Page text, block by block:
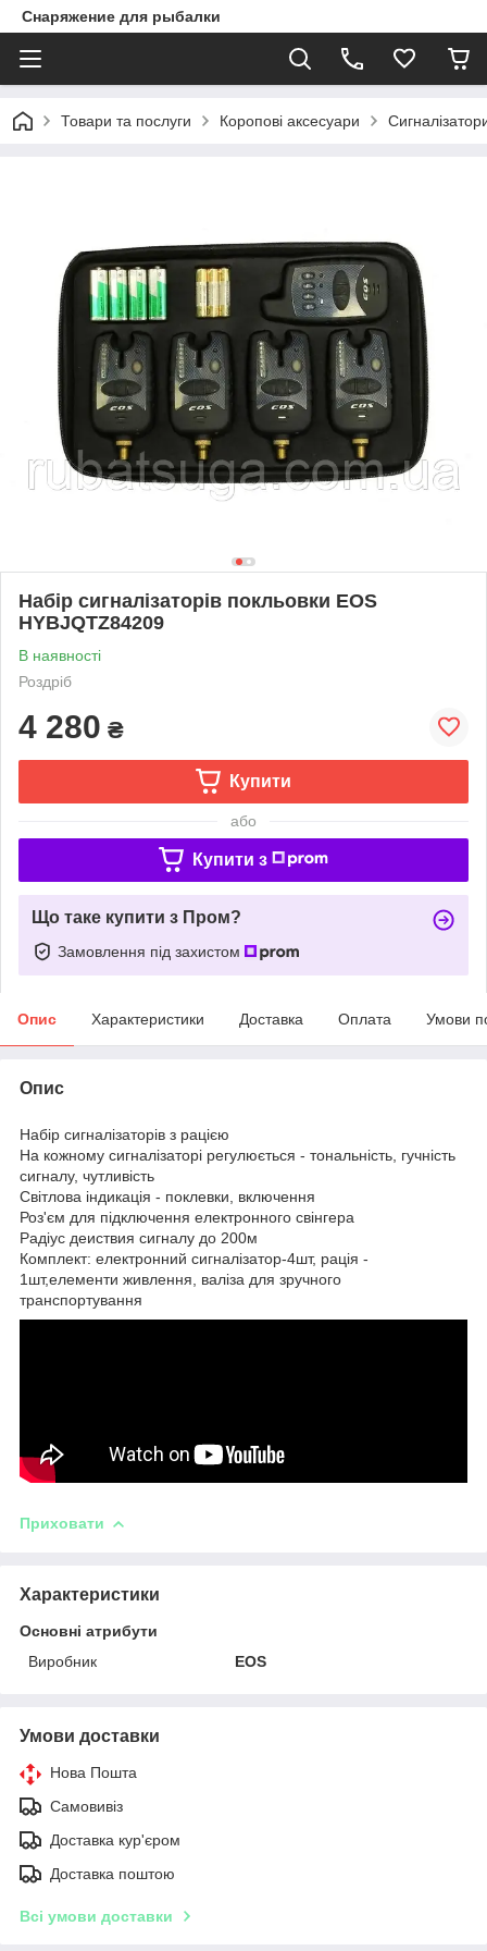
Снаряжение для рыбалки
Товари та послуги Коропові аксесуари
Набір сигналізаторів покльовки EOS
HYBJQTZ84209
В наявності
Роздріб
4 280 ₴
Купити
або
Купити з
Що таке купити з Пром?
Замовлення під захистом
Опис Характеристики Доставка Оплата Умови
Опис
Набір сигналізаторів з рацією
На кожному сигналізаторі регулюється - тональність, гучність
сигналу, чутливість
Світлова індикація - поклевки, включення
Роз'єм для підключення електронного свінгера
Радіус деиствия сигналу до 200м
Комплект: електронний сигналізатор-4шт, рація -
1шт,елементи живлення, валіза для зручного
транспортування
Приховати
Характеристики
Основні атрибути
Виробник
EOS
Умови доставки
Нова Пошта
Самовивіз
Доставка кур'єром
Доставка поштою
Всі умови доставки